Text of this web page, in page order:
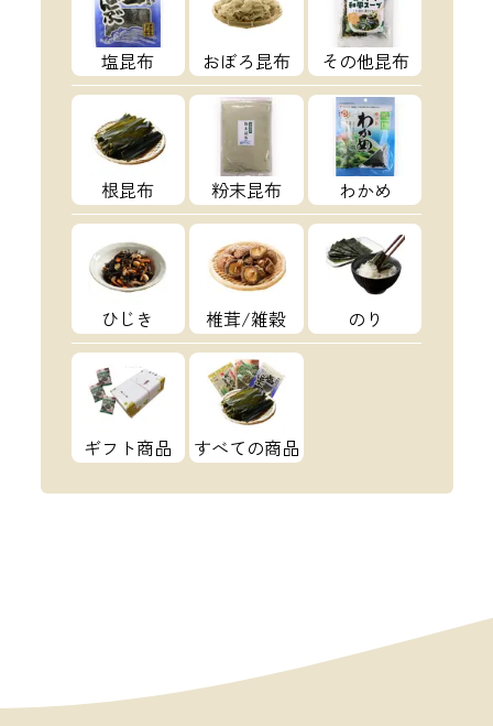
塩昆布 おぼろ昆布 その他昆布
根昆布 粉末昆布 わかめ
ひじき 椎茸/雑穀 のり
ギフト商品 すべての商品